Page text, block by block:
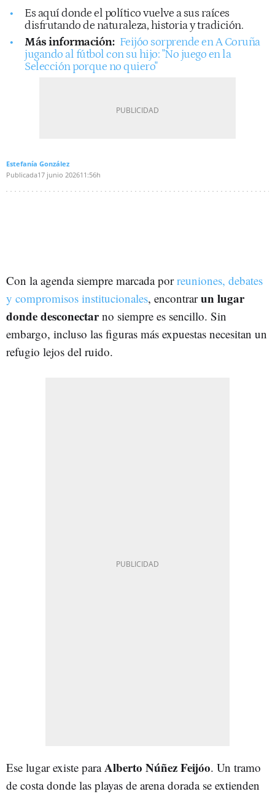
Es aquí donde el político vuelve a sus raíces
disfrutando de naturaleza, historia y tradición.
Más información: Feijóo sorprende en A Coruña
jugando al fútbol con su hijo: "No juego en la
Selección porque no quiero"
Estefanía González
Publicada17 junio 202611:56h
Con la agenda siempre marcada porreuniones, debates
y compromisos institucionales, encontrarun lugar
donde desconectarno siempre es sencillo. Sin
embargo, incluso las figuras más expuestas necesitan un
refugio lejos del ruido.
Ese lugar existe paraAlberto Núñez Feijóo. Un tramo
de costa donde las playas de arena dorada se extienden